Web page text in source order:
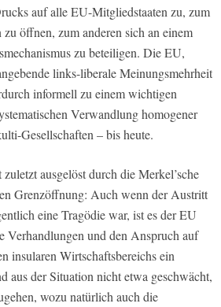
auf alle EU-Mitgliedstaaten zu, zum
öffnen, zum anderen sich an einem
zu beteiligen. Die EU,
links-liberale Meinungsmehrheit
informell zu einem wichtigen
Verwandlung homogener
Gesellschaften – bis heute.
ausgelöst durch die Merkel’sche
Grenzöffnung: Auch wenn der Austritt
eine Tragödie war, ist es der EU
Verhandlungen und den Anspruch auf
insularen Wirtschaftsbereichs ein
aus der Situation nicht etwa geschwächt,
wozu natürlich auch die